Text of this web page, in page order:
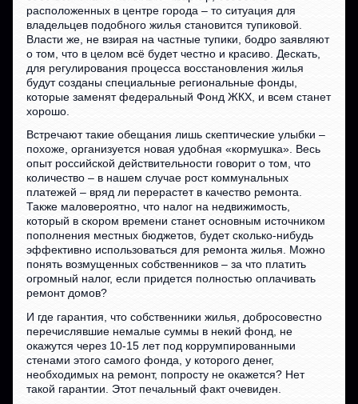
расположенных в центре города – то ситуация для
владельцев подобного жилья становится тупиковой.
Власти же, не взирая на частные тупики, бодро заявляют
о том, что в целом всё будет честно и красиво. Дескать,
для регулирования процесса восстановления жилья
будут созданы специальные региональные фонды,
которые заменят федеральный Фонд ЖКХ, и всем станет
хорошо.
Встречают такие обещания лишь скептические улыбки –
похоже, организуется новая удобная «кормушка». Весь
опыт российской действительности говорит о том, что
количество – в нашем случае рост коммунальных
платежей – вряд ли перерастет в качество ремонта.
Также маловероятно, что налог на недвижимость,
который в скором времени станет основным источником
пополнения местных бюджетов, будет сколько-нибудь
эффективно использоваться для ремонта жилья. Можно
понять возмущенных собственников – за что платить
огромный налог, если придется полностью оплачивать
ремонт домов?
И где гарантия, что собственники жилья, добросовестно
перечислявшие немалые суммы в некий фонд, не
окажутся через 10-15 лет под коррумпированными
стенами этого самого фонда, у которого денег,
необходимых на ремонт, попросту не окажется? Нет
такой гарантии. Этот печальный факт очевиден.